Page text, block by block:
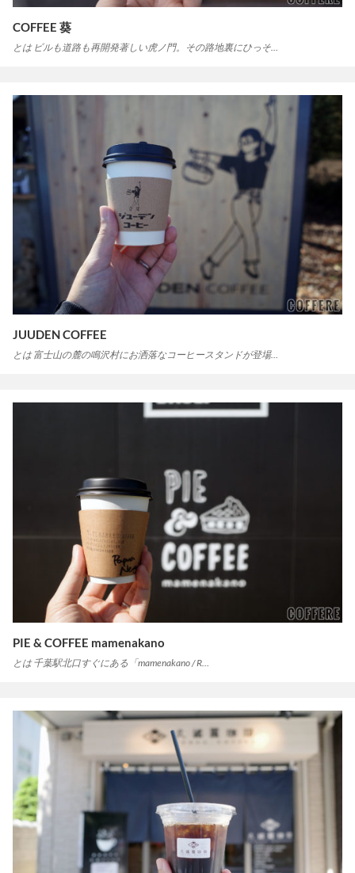
COFFEE 葵
とは ビルも道路も再開発著しい虎ノ門。その路地裏にひっそ…
JUUDEN COFFEE
とは 富士山の麓の鳴沢村にお洒落なコーヒースタンドが登場…
PIE & COFFEE mamenakano
とは 千葉駅北口すぐにある「mamenakano / R…